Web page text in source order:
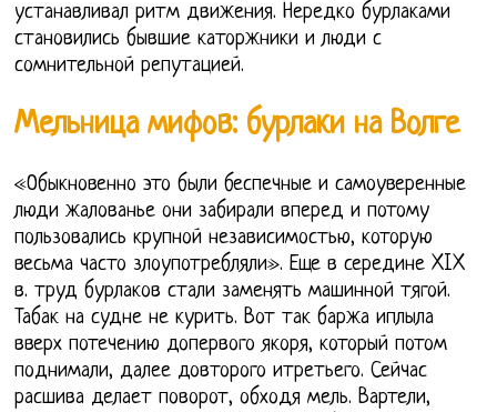
устанавливал ритм движения. Нередко бурлаками
становились бывшие каторжники и люди с
сомнительной репутацией.
Мельница мифов: бурлаки на Волге
«Обыкновенно это были беспечные и самоуверенные
люди жалованье они забирали вперед и потому
пользовались крупной независимостью, которую
весьма часто злоупотребляли». Еще в середине XIX
в. труд бурлаков стали заменять машинной тягой.
Табак на судне не курить. Вот так баржа иплыла
вверх потечению допервого якоря, который потом
поднимали, далее довторого итретьего. Сейчас
расшива делает поворот, обходя мель. Вартели,